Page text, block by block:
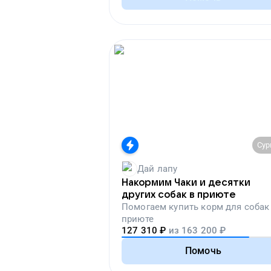
Дай лапу
Накормим Чаки и десятки
других собак в приюте
Помогаем купить корм для
приюте
127 310 ₽ из 163 200 ₽
Помочь